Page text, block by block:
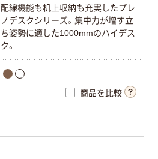
配線機能も机上収納も充実したプレ
ノデスクシリーズ。集中力が増す立
ち姿勢に適した1000mmのハイデス
ク。
商品を比較